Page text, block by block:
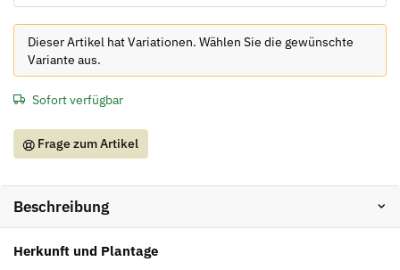
x
Dieser Artikel hat Variationen. Wählen Sie die gewünschte
Variante aus.
Sofort verfügbar
Frage zum Artikel
Beschreibung
Herkunft und Plantage